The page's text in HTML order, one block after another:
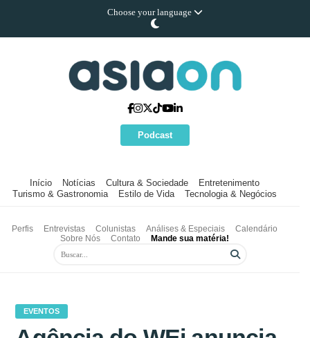
Choose your language
Podcast
Início Notícias Cultura & Sociedade
Entretenimento
Turismo & Gastronomia
Estilo de Vida Tecnologia & Negócios
Perfis Entrevistas Colunistas Análises & Especiais
Calendário
Sobre Nós
Contato Mande sua matéria!
EVENTOS